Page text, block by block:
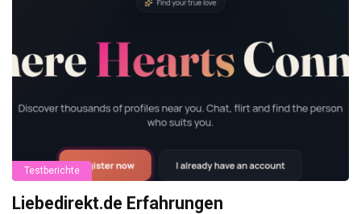
Testberichte
Liebedirekt.de Erfahrungen